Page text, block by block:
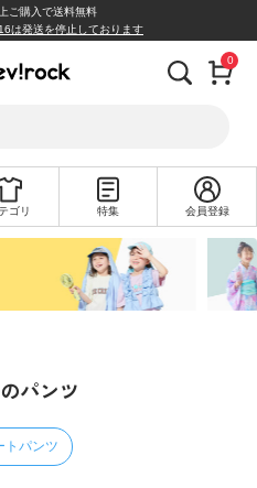
ご購入で送料無料
は発送を停止しております
0
ゴリ 特集 会員登録
パンツ
トパンツ